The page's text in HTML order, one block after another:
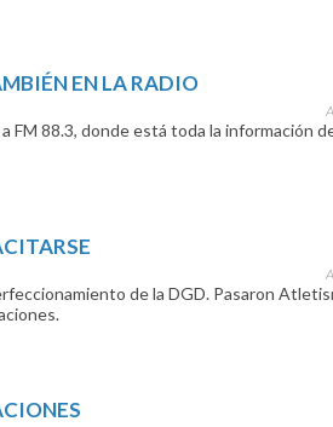
EN LA RADIO
FM 88.3, donde está toda la información
de la DGD. Pasaron